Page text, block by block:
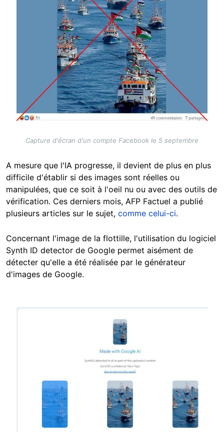
Capture d'écran d'un compte Facebook le 5 septembre
A mesure que l'IA progresse, il devient de plus en plus
difficile d'établir si des images sont réelles ou
manipulées, que ce soit à l'oeil nu ou avec des outils de
vérification. Ces derniers mois, AFP Factuel a publié
plusieurs articles sur le sujet, comme celui-ci.
Concernant l'image de la flottille, l'utilisation du logiciel
Synth ID detector de Google permet aisément de
détecter qu'elle a été réalisée par le générateur
d'images de Google.
Image